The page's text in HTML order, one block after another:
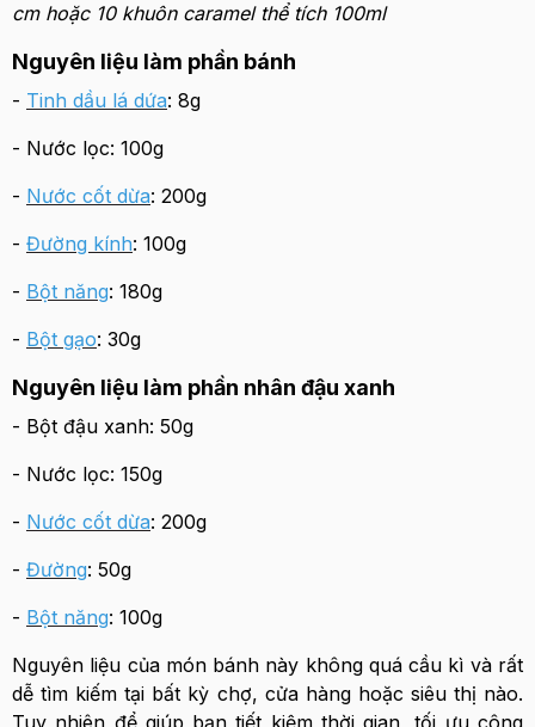
cm hoặc 10 khuôn caramel thể tích 100ml
Nguyên liệu làm phần bánh
- Tinh dầu lá dứa: 8g
- Nước lọc: 100g
- Nước cốt dừa: 200g
- Đường kính: 100g
- Bột năng: 180g
- Bột gạo: 30g
Nguyên liệu làm phần nhân đậu xanh
- Bột đậu xanh: 50g
- Nước lọc: 150g
- Nước cốt dừa: 200g
- Đường: 50g
- Bột năng: 100g
Nguyên liệu của món bánh này không quá cầu kì và rất
dễ tìm kiếm tại bất kỳ chợ, cửa hàng hoặc siêu thị nào.
Tuy nhiên để giúp bạn tiết kiệm thời gian, tối ưu công